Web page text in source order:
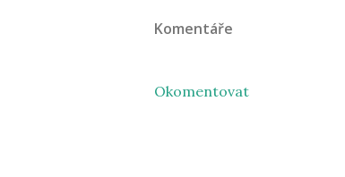
Komentáře
Okomentovat